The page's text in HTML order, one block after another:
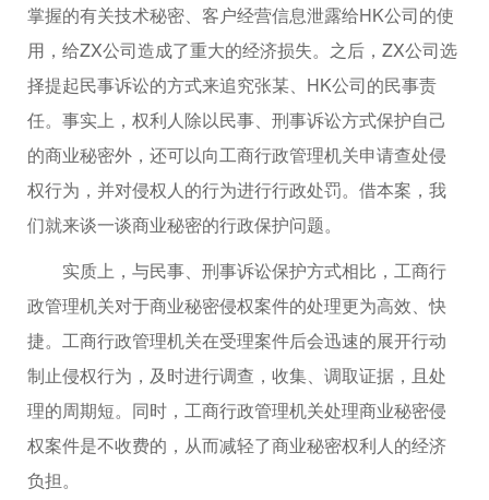
掌握的有关技术秘密、客户经营信息泄露给HK公司的使
用，给ZX公司造成了重大的经济损失。之后，ZX公司选
择提起民事诉讼的方式来追究张某、HK公司的民事责
任。事实上，权利人除以民事、刑事诉讼方式保护自己
的商业秘密外，还可以向工商行政管理机关申请查处侵
权行为，并对侵权人的行为进行行政处罚。借本案，我
们就来谈一谈商业秘密的行政保护问题。
实质上，与民事、刑事诉讼保护方式相比，工商行
政管理机关对于商业秘密侵权案件的处理更为高效、快
捷。工商行政管理机关在受理案件后会迅速的展开行动
制止侵权行为，及时进行调查，收集、调取证据，且处
理的周期短。同时，工商行政管理机关处理商业秘密侵
权案件是不收费的，从而减轻了商业秘密权利人的经济
负担。